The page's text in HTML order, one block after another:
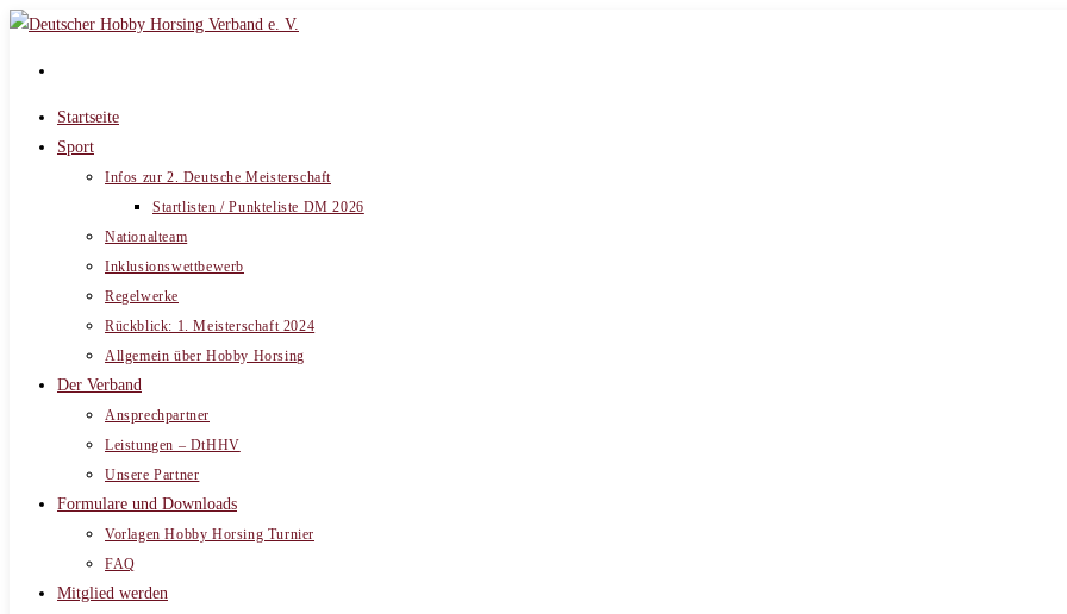
Zum
Startseite
Sport
Infos zur 2. Deutsche Meisterschaft
Startlisten / Punkteliste DM 2026
Nationalteam
Inklusionswettbewerb
Regelwerke
Rückblick: 1. Meisterschaft 2024
Allgemein über Hobby Horsing
Der Verband
Ansprechpartner
Leistungen – DtHHV
Unsere Partner
Formulare und Downloads
Vorlagen Hobby Horsing Turnier
FAQ
Mitglied werden